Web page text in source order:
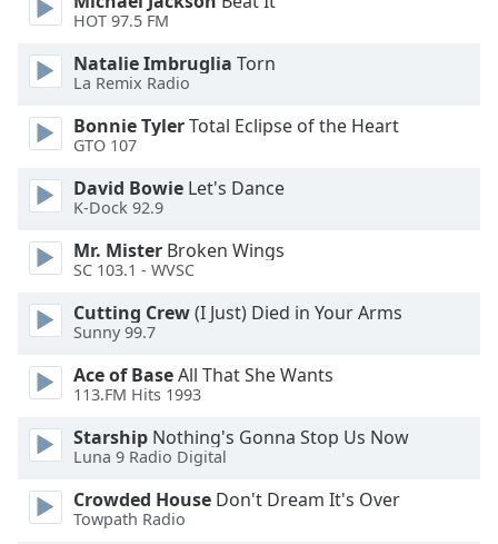
Opacity
Caption
Background
Color
Size
Text
Edge
Style
Font
Family
HOT 97.5 FM
Natalie Imbruglia Torn
La Remix Radio
Bonnie TylerTotal Eclipse of the Heart
GTO 107
David Bowie Let's Dance
K-Dock 92.9
Mr. Mister Broken Wings
SC 103.1 - WVSC
Cutting Crew(I Just) Died in Your Arms
Sunny 99.7
Ace of BaseAll That She Wants
113.FM Hits 1993
Starship Nothing's Gonna Stop Us Now
Luna 9 Radio Digital
Crowded House Don't Dream It's Over
Towpath Radio